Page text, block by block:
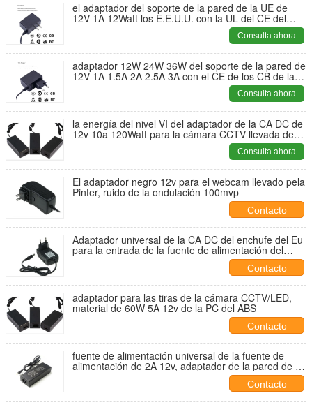
el adaptador del soporte de la pared de la UE de
12V 1A 12Watt los E.E.U.U. con la UL del CE del
nivel VI marcada para la cámara CCTV llevó las
Consulta ahora
adaptador 12W 24W 36W del soporte de la pared de
12V 1A 1.5A 2A 2.5A 3A con el CE de los CB de la
UL certificado, para las cámaras CCTV de la batería
Consulta ahora
la energía del nivel VI del adaptador de la CA DC de
12v 10a 120Watt para la cámara CCTV llevada de
Consulta ahora
El adaptador negro 12v para el webcam llevado pela
Pinter, ruido de la ondulación 100mvp
Contacto
Adaptador universal de la CA DC del enchufe del Eu
para la entrada de la fuente de alimentación del
soporte de la cámara CCTV/de la pared 90~220v
Contacto
adaptador para las tiras de la cámara CCTV/LED,
material de 60W 5A 12v de la PC del ABS
Contacto
fuente de alimentación universal de la fuente de
alimentación de 2A 12v, adaptador de la pared de la
fuente de corriente continua de la CA 24 vatios
Contacto